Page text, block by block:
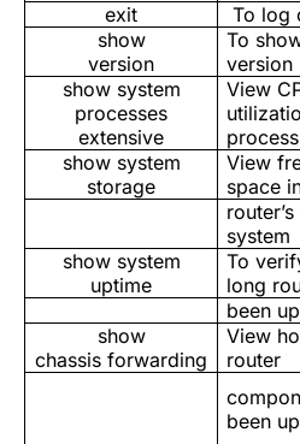
exit To log
show
version
To
version
show system
processes
extensive
View
process
show system
storage
View
space
system
show system
uptime
To
long
been up
show
chassis forwarding
View
router
been